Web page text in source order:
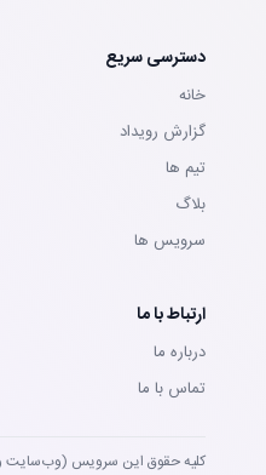
دسترسی سریع
خانه
گزارش رویداد
تيم ها
بلاگ
سرويس ها
ارتباط با ما
درباره ما
تماس با ما
کلیه حقوق این سرویس (وب‌سایت